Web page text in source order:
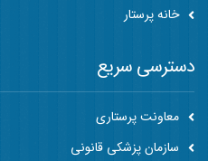
خانه پرستار
دسترسی سریع
معاونت پرستاری
سازمان پزشکی قانونی